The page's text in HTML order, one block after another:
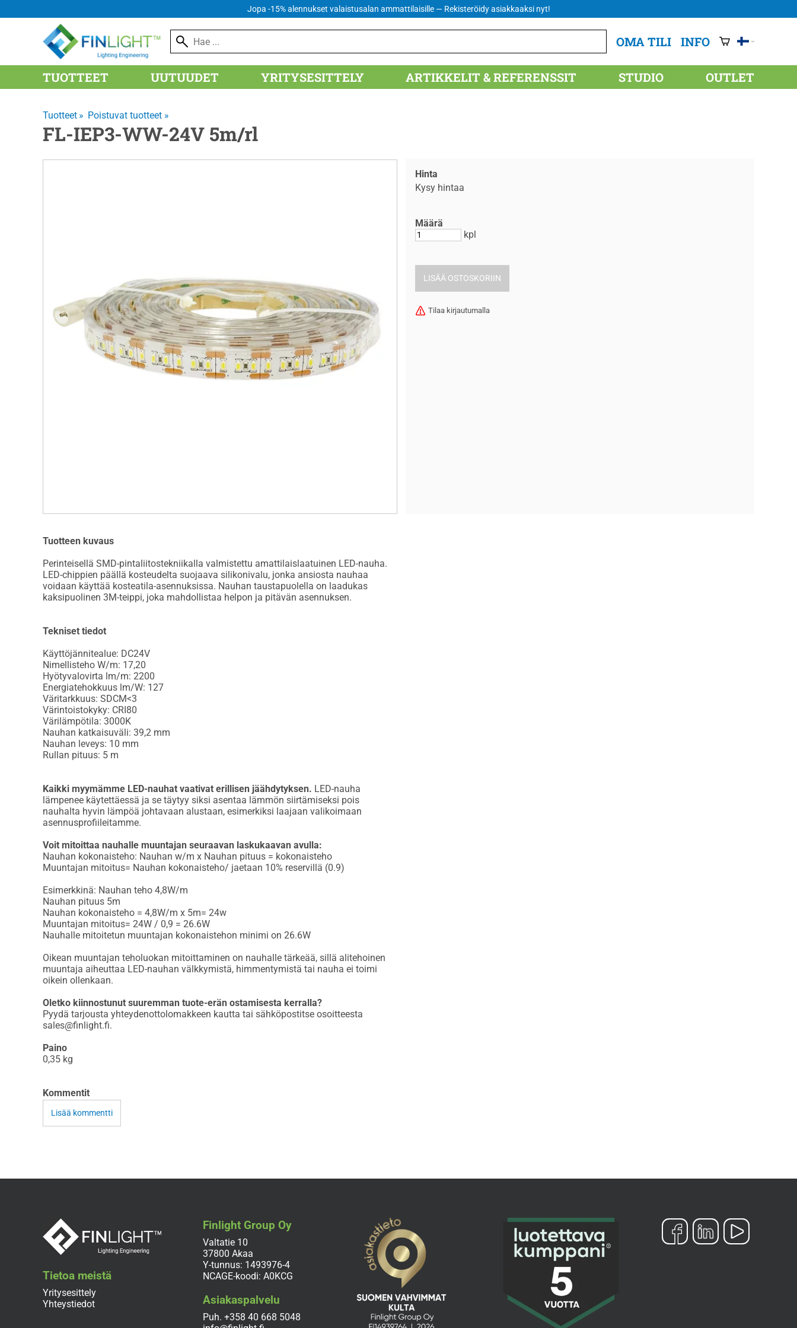
Jopa -15% alennukset valaistusalan ammattilaisille — Rekisteröidy asiakkaaksi nyt!
OMA TILI INFO
TUOTTEET UUTUUDET YRITYSESITTELY ARTIKKELIT & REFERENSSIT STUDIO OUTLET
Tuotteet ‪» Poistuvat tuotteet ‪»
FL-IEP3-WW-24V 5m/rl
Hinta
Kysy hintaa
Määrä
kpl
Tilaa kirjautumalla
Tuotteen kuvaus
Perinteisellä SMD-pintaliitostekniikalla valmistettu amattilaislaatuinen LED-nauha.
LED-chippien päällä kosteudelta suojaava silikonivalu, jonka ansiosta nauhaa
voidaan käyttää kosteatila-asennuksissa. Nauhan taustapuolella on laadukas
kaksipuolinen 3M-teippi, joka mahdollistaa helpon ja pitävän asennuksen.
Tekniset tiedot
Käyttöjännitealue: DC24V
Nimellisteho W/m: 17,20
Hyötyvalovirta lm/m: 2200
Energiatehokkuus lm/W: 127
Väritarkkuus: SDCM<3
Värintoistokyky: CRI80
Värilämpötila: 3000K
Nauhan katkaisuväli: 39,2 mm
Nauhan leveys: 10 mm
Rullan pituus: 5 m
Kaikki myymämme LED-nauhat vaativat erillisen jäähdytyksen. LED-nauha
lämpenee käytettäessä ja se täytyy siksi asentaa lämmön siirtämiseksi pois
nauhalta hyvin lämpöä johtavaan alustaan, esimerkiksi laajaan valikoimaan
asennusprofiileitamme.
Voit mitoittaa nauhalle muuntajan seuraavan laskukaavan avulla:
Nauhan kokonaisteho: Nauhan w/m x Nauhan pituus = kokonaisteho
Muuntajan mitoitus= Nauhan kokonaisteho/ jaetaan 10% reservillä (0.9)
Esimerkkinä: Nauhan teho 4,8W/m
Nauhan pituus 5m
Nauhan kokonaisteho = 4,8W/m x 5m= 24w
Muuntajan mitoitus= 24W / 0,9 = 26.6W
Nauhalle mitoitetun muuntajan kokonaistehon minimi on 26.6W
Oikean muuntajan teholuokan mitoittaminen on nauhalle tärkeää, sillä alitehoinen
muuntaja aiheuttaa LED-nauhan välkkymistä, himmentymistä tai nauha ei toimi
oikein ollenkaan.
Oletko kiinnostunut suuremman tuote-erän ostamisesta kerralla?
Pyydä tarjousta yhteydenottolomakkeen kautta tai sähköpostitse osoitteesta
sales@finlight.fi.
Paino
0,35 kg
Kommentit
Lisää kommentti
Tietoa meistä
Yritysesittely
Yhteystiedot
Finlight Group Oy
Valtatie 10
37800 Akaa
Y-tunnus: 1493976-4
NCAGE-koodi: A0KCG
Asiakaspalvelu
Puh. +358 40 668 5048